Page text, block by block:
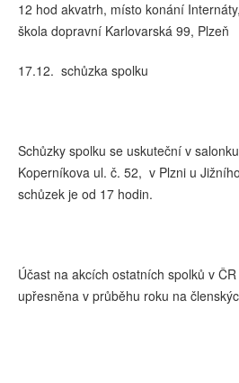
12 hod akvatrh, místo konání
škola dopravní Karlovarská 99, Plzeň
17.12. schůzka spolku
Schůzky spolku se uskuteční v
Koperníkova ul. č. 52, v Plzni u
schůzek je od 17 hodin.
Účast na akcích ostatních spolků v
upřesněna v průběhu roku na